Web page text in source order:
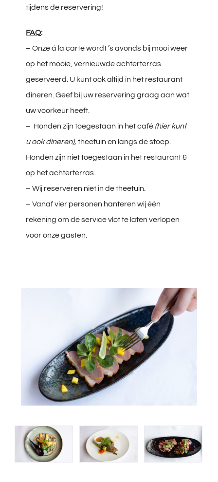
tijdens de reservering!
FAQ:
– Onze á la carte wordt ’s avonds bij mooi weer
op het mooie, vernieuwde achterterras
geserveerd. U kunt ook altijd in het restaurant
dineren. Geef bij uw reservering graag aan wat
uw voorkeur heeft.
– Honden zijn toegestaan in het café (hier kunt
u ook dineren), theetuin en langs de stoep.
Honden zijn niet toegestaan in het restaurant &
op het achterterras.
– Wij reserveren niet in de theetuin.
– Vanaf vier personen hanteren wij één
rekening om de service vlot te laten verlopen
voor onze gasten.